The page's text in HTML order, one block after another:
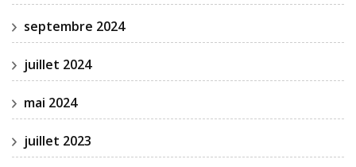
septembre 2024
juillet 2024
mai 2024
juillet 2023